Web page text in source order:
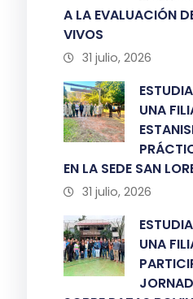
A LA EVALUACIÓN
VIVOS
31 julio, 2026
UNA
EN LA SEDE SAN
31 julio, 2026
UNA